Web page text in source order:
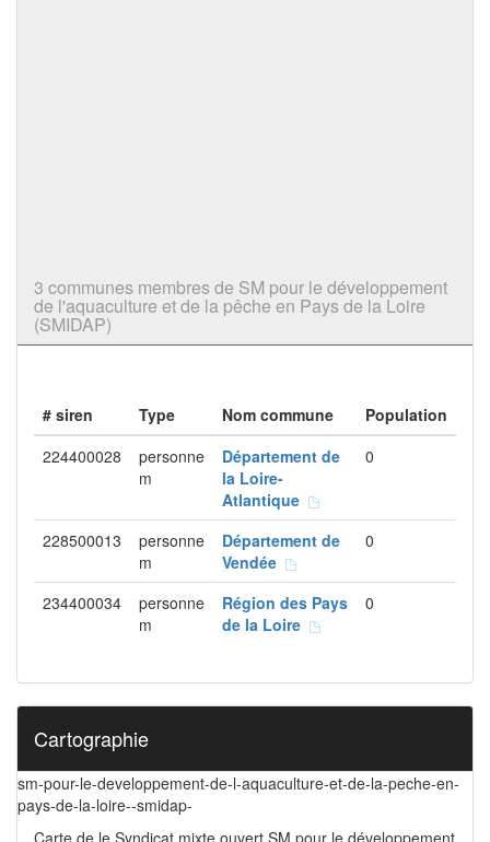
3 communes membres de SM pour le développement
de l'aquaculture et de la pêche en Pays de la Loire
(SMIDAP)
# siren Type Nom commune
Population
224400028
personne
m
Département de
la Loire-
Atlantique
0
228500013
personne
m
Département de
Vendée
0
234400034
personne
m
Région des Pays
de la Loire
0
Cartographie
sm-pour-le-developpement-de-l-aquaculture-et-de-la-peche-en-
pays-de-la-loire--smidap-
Carte de le Syndicat mixte ouvert SM pour le développement